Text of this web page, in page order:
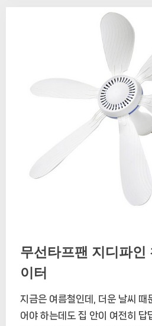
무선타프팬 지디파인
이터
지금은 여름철인데, 더운 날씨 때
어야 하는데도 집 안이 여전히 답